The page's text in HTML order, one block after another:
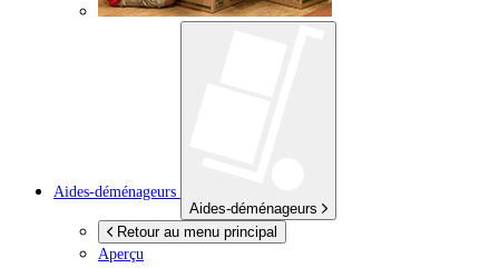
Aides-déménageurs
Aides-déménageurs
Retour au menu principal
Aperçu